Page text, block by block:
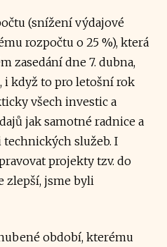
(snížení výdajové
rozpočtu o 25 %), která
zasedání dne 7. dubna,
i když to pro letošní rok
všech investic a
jak samotné radnice a
služeb. I
projekty tzv. do
zlepší, jsme byli
období, kterému